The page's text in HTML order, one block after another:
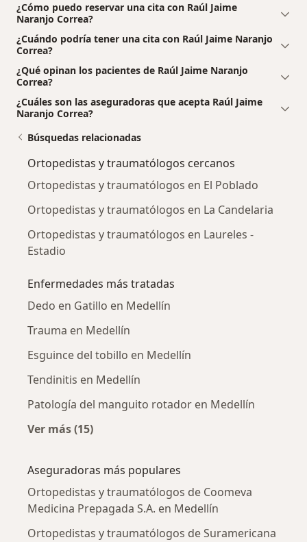
¿Cómo puedo reservar una cita con Raúl Jaime
Naranjo Correa?
¿Cuándo podría tener una cita con Raúl Jaime Naranjo
Correa?
¿Qué opinan los pacientes de Raúl Jaime Naranjo
Correa?
¿Cuáles son las aseguradoras que acepta Raúl Jaime
Naranjo Correa?
Búsquedas relacionadas
Ortopedistas y traumatólogos cercanos
Ortopedistas y traumatólogos en El Poblado
Ortopedistas y traumatólogos en La Candelaria
Ortopedistas y traumatólogos en Laureles -
Estadio
Enfermedades más tratadas
Dedo en Gatillo en Medellín
Trauma en Medellín
Esguince del tobillo en Medellín
Tendinitis en Medellín
Patología del manguito rotador en Medellín
Ver más (15)
Aseguradoras más populares
Ortopedistas y traumatólogos de Coomeva
Medicina Prepagada S.A. en Medellín
Ortopedistas y traumatólogos de Suramericana